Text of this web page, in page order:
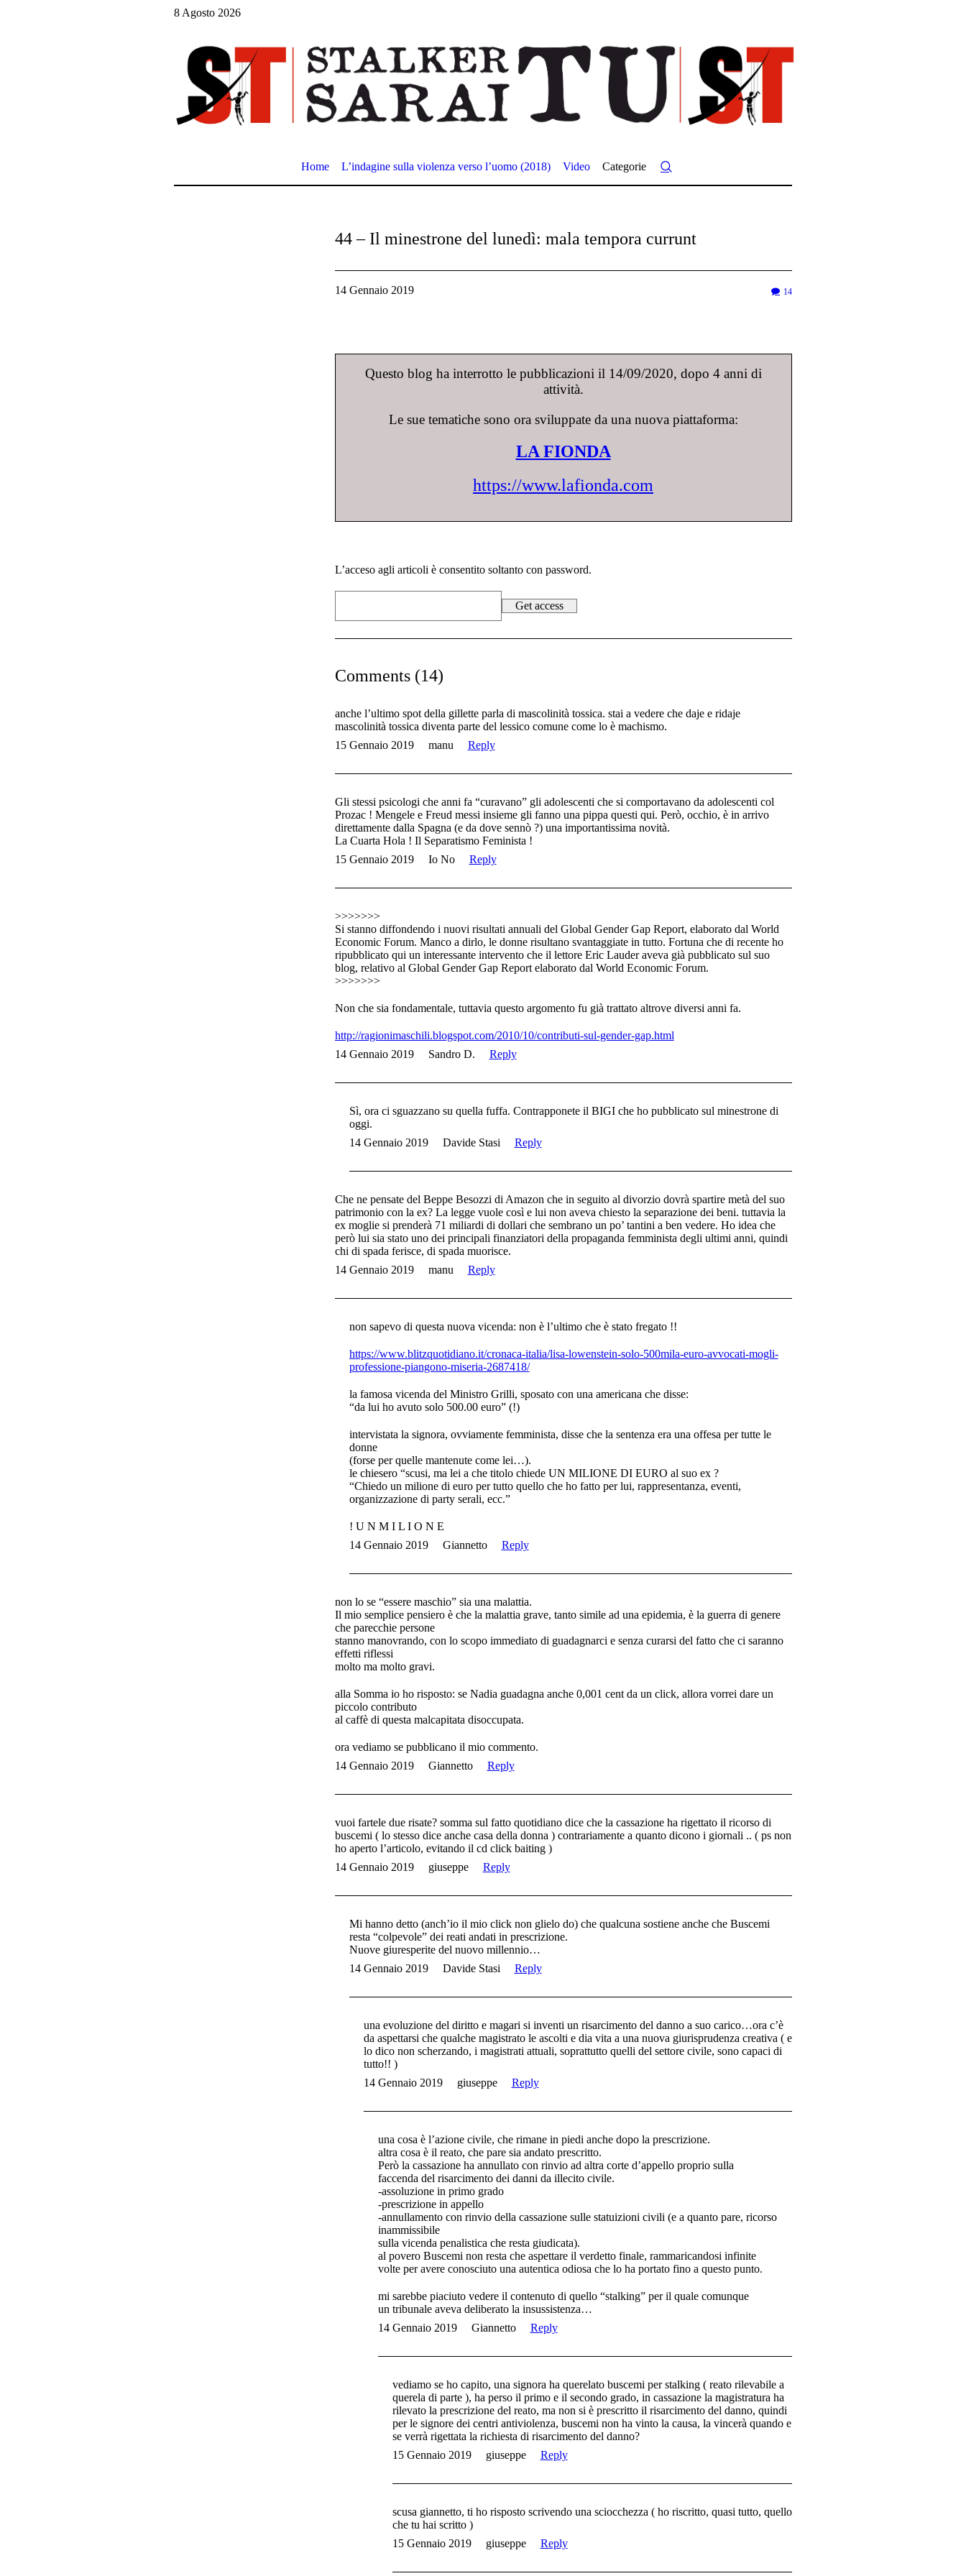
8 Agosto 2026
Home L’indagine sulla violenza verso l’uomo (2018) Video Categorie
44 – Il minestrone del lunedì: mala tempora currunt
14 Gennaio 2019 14
Questo blog ha interrotto le pubblicazioni il 14/09/2020, dopo 4 anni di
attività.
Le sue tematiche sono ora sviluppate da una nuova piattaforma:
LA FIONDA
https://www.lafionda.com
L’acceso agli articoli è consentito soltanto con password.
Comments (14)
anche l’ultimo spot della gillette parla di mascolinità tossica. stai a vedere che daje e ridaje
mascolinità tossica diventa parte del lessico comune come lo è machismo.
15 Gennaio 2019
manu Reply
Gli stessi psicologi che anni fa “curavano” gli adolescenti che si comportavano da adolescenti col
Prozac ! Mengele e Freud messi insieme gli fanno una pippa questi qui. Però, occhio, è in arrivo
direttamente dalla Spagna (e da dove sennò ?) una importantissima novità.
La Cuarta Hola ! Il Separatismo Feminista !
15 Gennaio 2019
Io No Reply
>>>>>>>
Si stanno diffondendo i nuovi risultati annuali del Global Gender Gap Report, elaborato dal World
Economic Forum. Manco a dirlo, le donne risultano svantaggiate in tutto. Fortuna che di recente ho
ripubblicato qui un interessante intervento che il lettore Eric Lauder aveva già pubblicato sul suo
blog, relativo al Global Gender Gap Report elaborato dal World Economic Forum.
>>>>>>>
Non che sia fondamentale, tuttavia questo argomento fu già trattato altrove diversi anni fa.
http://ragionimaschili.blogspot.com/2010/10/contributi-sul-gender-gap.html
14 Gennaio 2019
Sandro D. Reply
Sì, ora ci sguazzano su quella fuffa. Contrapponete il BIGI che ho pubblicato sul minestrone di
oggi.
14 Gennaio 2019
Davide Stasi Reply
Che ne pensate del Beppe Besozzi di Amazon che in seguito al divorzio dovrà spartire metà del suo
patrimonio con la ex? La legge vuole così e lui non aveva chiesto la separazione dei beni. tuttavia la
ex moglie si prenderà 71 miliardi di dollari che sembrano un po’ tantini a ben vedere. Ho idea che
però lui sia stato uno dei principali finanziatori della propaganda femminista degli ultimi anni, quindi
chi di spada ferisce, di spada muorisce.
14 Gennaio 2019
manu Reply
non sapevo di questa nuova vicenda: non è l’ultimo che è stato fregato !!
https://www.blitzquotidiano.it/cronaca-italia/lisa-lowenstein-solo-500mila-euro-avvocati-mogli-
professione-piangono-miseria-2687418/
la famosa vicenda del Ministro Grilli, sposato con una americana che disse:
“da lui ho avuto solo 500.00 euro” (!)
intervistata la signora, ovviamente femminista, disse che la sentenza era una offesa per tutte le
donne
(forse per quelle mantenute come lei…).
le chiesero “scusi, ma lei a che titolo chiede UN MILIONE DI EURO al suo ex ?
“Chiedo un milione di euro per tutto quello che ho fatto per lui, rappresentanza, eventi,
organizzazione di party serali, ecc.”
! U N M I L I O N E
14 Gennaio 2019
Giannetto Reply
non lo se “essere maschio” sia una malattia.
Il mio semplice pensiero è che la malattia grave, tanto simile ad una epidemia, è la guerra di genere
che parecchie persone
stanno manovrando, con lo scopo immediato di guadagnarci e senza curarsi del fatto che ci saranno
effetti riflessi
molto ma molto gravi.
alla Somma io ho risposto: se Nadia guadagna anche 0,001 cent da un click, allora vorrei dare un
piccolo contributo
al caffè di questa malcapitata disoccupata.
ora vediamo se pubblicano il mio commento.
14 Gennaio 2019
Giannetto Reply
vuoi fartele due risate? somma sul fatto quotidiano dice che la cassazione ha rigettato il ricorso di
buscemi ( lo stesso dice anche casa della donna ) contrariamente a quanto dicono i giornali .. ( ps non
ho aperto l’articolo, evitando il cd click baiting )
14 Gennaio 2019
giuseppe Reply
Mi hanno detto (anch’io il mio click non glielo do) che qualcuna sostiene anche che Buscemi
resta “colpevole” dei reati andati in prescrizione.
Nuove giuresperite del nuovo millennio…
14 Gennaio 2019
Davide Stasi Reply
una evoluzione del diritto e magari si inventi un risarcimento del danno a suo carico…ora c’è
da aspettarsi che qualche magistrato le ascolti e dia vita a una nuova giurisprudenza creativa ( e
lo dico non scherzando, i magistrati attuali, soprattutto quelli del settore civile, sono capaci di
tutto!! )
14 Gennaio 2019
giuseppe Reply
una cosa è l’azione civile, che rimane in piedi anche dopo la prescrizione.
altra cosa è il reato, che pare sia andato prescritto.
Però la cassazione ha annullato con rinvio ad altra corte d’appello proprio sulla
faccenda del risarcimento dei danni da illecito civile.
-assoluzione in primo grado
-prescrizione in appello
-annullamento con rinvio della cassazione sulle statuizioni civili (e a quanto pare, ricorso
inammissibile
sulla vicenda penalistica che resta giudicata).
al povero Buscemi non resta che aspettare il verdetto finale, rammaricandosi infinite
volte per avere conosciuto una autentica odiosa che lo ha portato fino a questo punto.
mi sarebbe piaciuto vedere il contenuto di quello “stalking” per il quale comunque
un tribunale aveva deliberato la insussistenza…
14 Gennaio 2019
Giannetto Reply
vediamo se ho capito, una signora ha querelato buscemi per stalking ( reato rilevabile a
querela di parte ), ha perso il primo e il secondo grado, in cassazione la magistratura ha
rilevato la prescrizione del reato, ma non si è prescritto il risarcimento del danno, quindi
per le signore dei centri antiviolenza, buscemi non ha vinto la causa, la vincerà quando e
se verrà rigettata la richiesta di risarcimento del danno?
15 Gennaio 2019
giuseppe Reply
scusa giannetto, ti ho risposto scrivendo una sciocchezza ( ho riscritto, quasi tutto, quello
che tu hai scritto )
15 Gennaio 2019
giuseppe Reply